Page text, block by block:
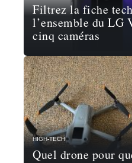
Filtrez la fiche
l’ensemble du LG
cinq caméras
HIGH-TECH
Quel drone pour